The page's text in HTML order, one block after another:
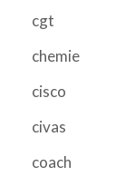
cgt
chemie
cisco
civas
coach